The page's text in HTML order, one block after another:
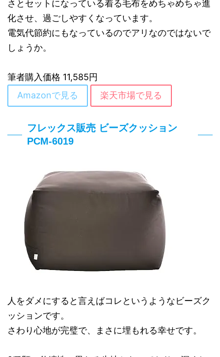
さとセットになっている着る毛布をめちゃめちゃ進
化させ、過ごしやすくなっています。
電気代節約にもなっているのでアリなのではないで
しょうか。
筆者購入価格 11,585円
Amazonで見る
楽天市場で見る
フレックス販売 ビーズクッション
PCM-6019
人をダメにすると言えばコレというようなビーズク
ッションです。
さわり心地が完璧で、まさに埋もれる幸せです。